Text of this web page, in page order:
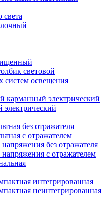
световой
систем освещения
электрический
без отражателя
с отражателем
без отражателя
с отражателем
интегрированная
неинтегрированная